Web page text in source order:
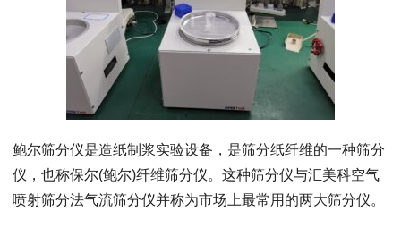
鲍尔筛分仪是造纸制浆实验设备，是筛分纸纤维的一种筛分
仪，也称保尔(鲍尔)纤维筛分仪。这种筛分仪与汇美科空气
喷射筛分法气流筛分仪并称为市场上最常用的两大筛分仪。